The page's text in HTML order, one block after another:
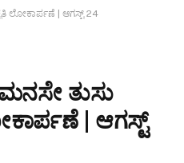
ಲೋಕಾರ್ಪಣೆ | ಆಗಸ್ಟ್ 24
ತುಸು
| ಆಗಸ್ಟ್